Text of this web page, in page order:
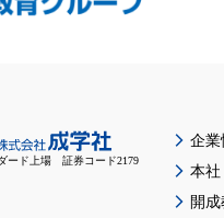
ード上場 証券コード2179
企業
本社
開